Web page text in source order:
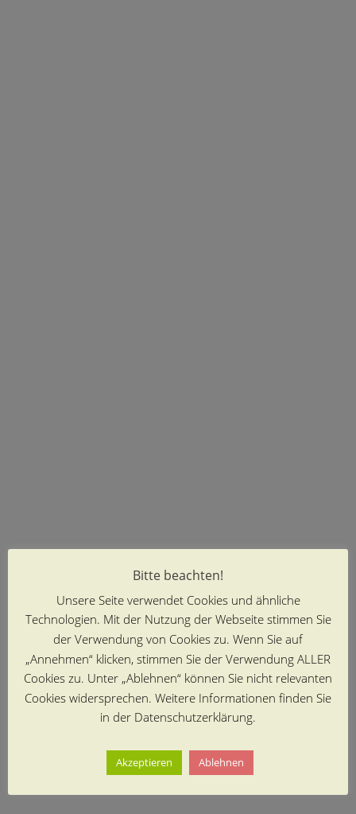
Bitte beachten!
Unsere Seite verwendet Cookies und ähnliche
Technologien. Mit der Nutzung der Webseite stimmen Sie
der Verwendung von Cookies zu. Wenn Sie auf
„Annehmen“ klicken, stimmen Sie der Verwendung ALLER
Cookies zu. Unter „Ablehnen“ können Sie nicht relevanten
Cookies widersprechen. Weitere Informationen finden Sie
in der Datenschutzerklärung.
Akzeptieren Ablehnen